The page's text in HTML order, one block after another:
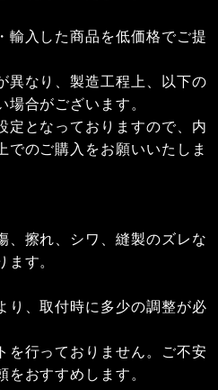
輸入した商品を低価格でご提
異なり、製造工程上、以下の
場合がございます。
定となっておりますので、内
でのご購入をお願いいたしま
、擦れ、シワ、縫製のズレな
ます。
り、取付時に多少の調整が必
を行っておりません。ご不安
をおすすめします。